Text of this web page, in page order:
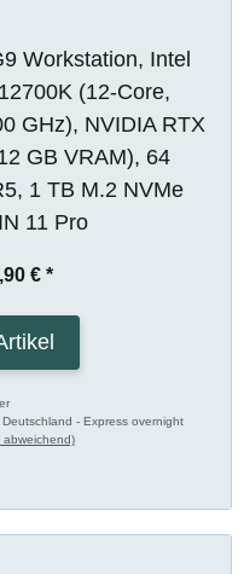
Workstation, Intel
(12-Core,
GHz), NVIDIA RTX
GB VRAM), 64
1 TB M.2 NVMe
11 Pro
€ *
Deutschland - Express overnight
abweichend)